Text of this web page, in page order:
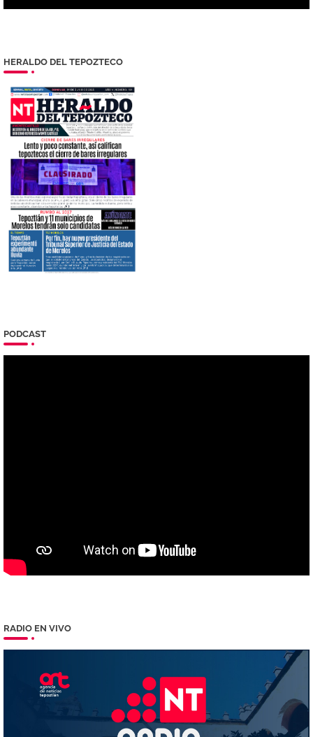
HERALDO DEL TEPOZTECO
PODCAST
RADIO EN VIVO